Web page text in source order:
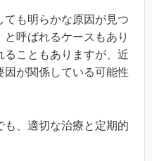
も明らかな原因が見つ
呼ばれるケースもあり
ることもありますが、近
が関係している可能性
も、適切な治療と定期的